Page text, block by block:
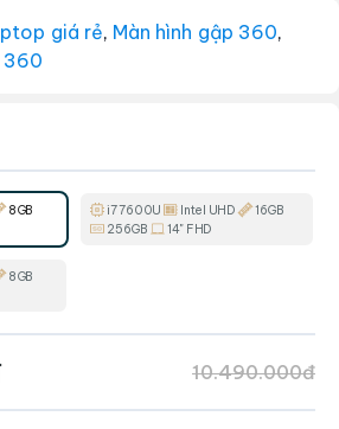
giá rẻ, Màn hình gập 360,
360
8GB
i7 7600U Intel UHD
16GB
256GB
14" FHD
8GB
10.490.000đ